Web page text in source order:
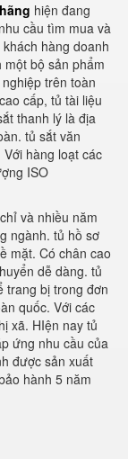
hiện đang
cầu tìm mua và
hàng doanh
bộ sản phẩm
trên toàn
cấp, tủ tài liệu
thanh lý là địa
tủ sắt văn
hàng loạt các
ISO
và nhiều năm
ngành. tủ hồ sơ
mặt. Có chân cao
dễ dàng. tủ
trang bị trong đơn
quốc. Với các
xã. HIện nay tủ
ứng nhu cầu của
được sản xuất
hành 5 năm